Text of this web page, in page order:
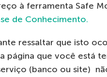
à ferramenta Safe
de Conhecimento.
ressaltar que isto
página que você está
(banco ou site)